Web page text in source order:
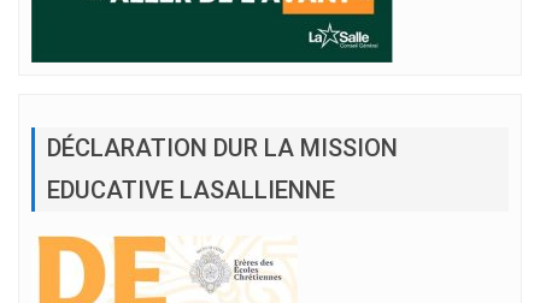
DÉCLARATION DUR LA MISSION
EDUCATIVE LASALLIENNE